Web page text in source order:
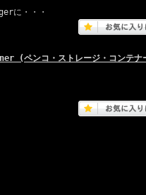
に・・・
(ペンコ・ストレージ・コンテナ